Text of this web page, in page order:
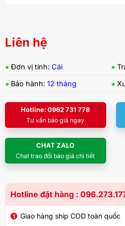
Liên hệ
● Đơn vị tính: Cái ●
● Bảo hành: 12 tháng ●
Hotline: 0962 731 778
Tư vấn báo giá ngay
CHAT ZALO
Chat trao đổi báo giá chi tiết
Hotline đặt hàng :
Giao hàng ship COD toàn quốc